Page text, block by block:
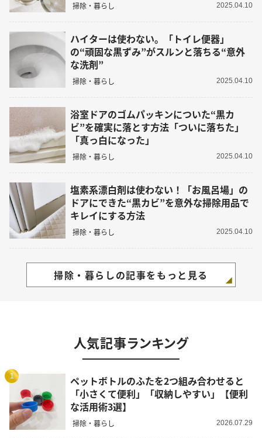
掃除・暮らし 2025.04.10
ハイターは使わない。「トイレ便器」
の“頑固な黒ずみ”がスルンと落ちる“意外
な洗剤”
掃除・暮らし 2025.04.10
浴室ドアのゴムパッキンについた“黒カ
ビ”を確実に落とす方法「ついに落ちた」
「真っ白になった」
掃除・暮らし 2025.04.10
塩素系漂白剤は使わない！「お風呂場」の
ドアにできた“黒カビ”を意外な掃除用品で
キレイにする方法
掃除・暮らし 2025.04.10
掃除・暮らしの記事をもっと見る
人気記事ランキング
1
ペットボトルのふたを2つ組み合わせると
「小さくて便利」「収納しやすい」【便利
な活用術3選】
掃除・暮らし 2026.07.29